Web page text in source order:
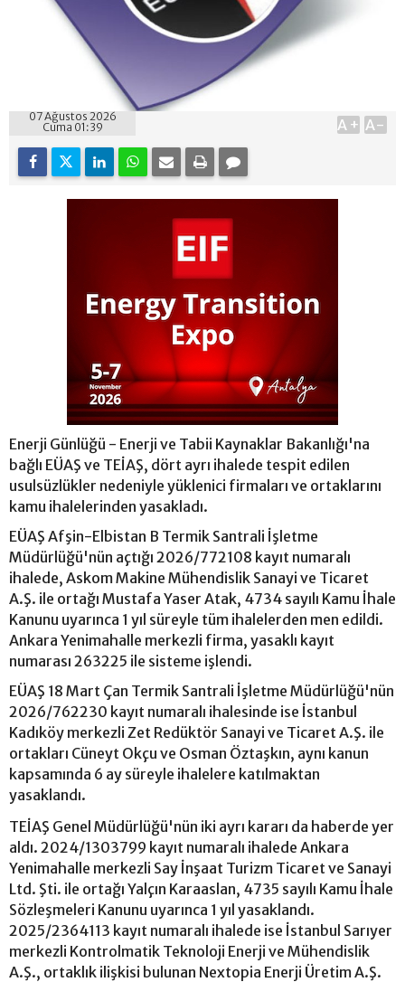
07 Ağustos 2026
Cuma 01:39
A+ A-
Enerji Günlüğü - Enerji ve Tabii Kaynaklar Bakanlığı'na
bağlı EÜAŞ ve TEİAŞ, dört ayrı ihalede tespit edilen
usulsüzlükler nedeniyle yüklenici firmaları ve ortaklarını
kamu ihalelerinden yasakladı.
EÜAŞ Afşin-Elbistan B Termik Santrali İşletme
Müdürlüğü'nün açtığı 2026/772108 kayıt numaralı
ihalede, Askom Makine Mühendislik Sanayi ve Ticaret
A.Ş. ile ortağı Mustafa Yaser Atak, 4734 sayılı Kamu İhale
Kanunu uyarınca 1 yıl süreyle tüm ihalelerden men edildi.
Ankara Yenimahalle merkezli firma, yasaklı kayıt
numarası 263225 ile sisteme işlendi.
EÜAŞ 18 Mart Çan Termik Santrali İşletme Müdürlüğü'nün
2026/762230 kayıt numaralı ihalesinde ise İstanbul
Kadıköy merkezli Zet Redüktör Sanayi ve Ticaret A.Ş. ile
ortakları Cüneyt Okçu ve Osman Öztaşkın, aynı kanun
kapsamında 6 ay süreyle ihalelere katılmaktan
yasaklandı.
TEİAŞ Genel Müdürlüğü'nün iki ayrı kararı da haberde yer
aldı. 2024/1303799 kayıt numaralı ihalede Ankara
Yenimahalle merkezli Say İnşaat Turizm Ticaret ve Sanayi
Ltd. Şti. ile ortağı Yalçın Karaaslan, 4735 sayılı Kamu İhale
Sözleşmeleri Kanunu uyarınca 1 yıl yasaklandı.
2025/2364113 kayıt numaralı ihalede ise İstanbul Sarıyer
merkezli Kontrolmatik Teknoloji Enerji ve Mühendislik
A.Ş., ortaklık ilişkisi bulunan Nextopia Enerji Üretim A.Ş.